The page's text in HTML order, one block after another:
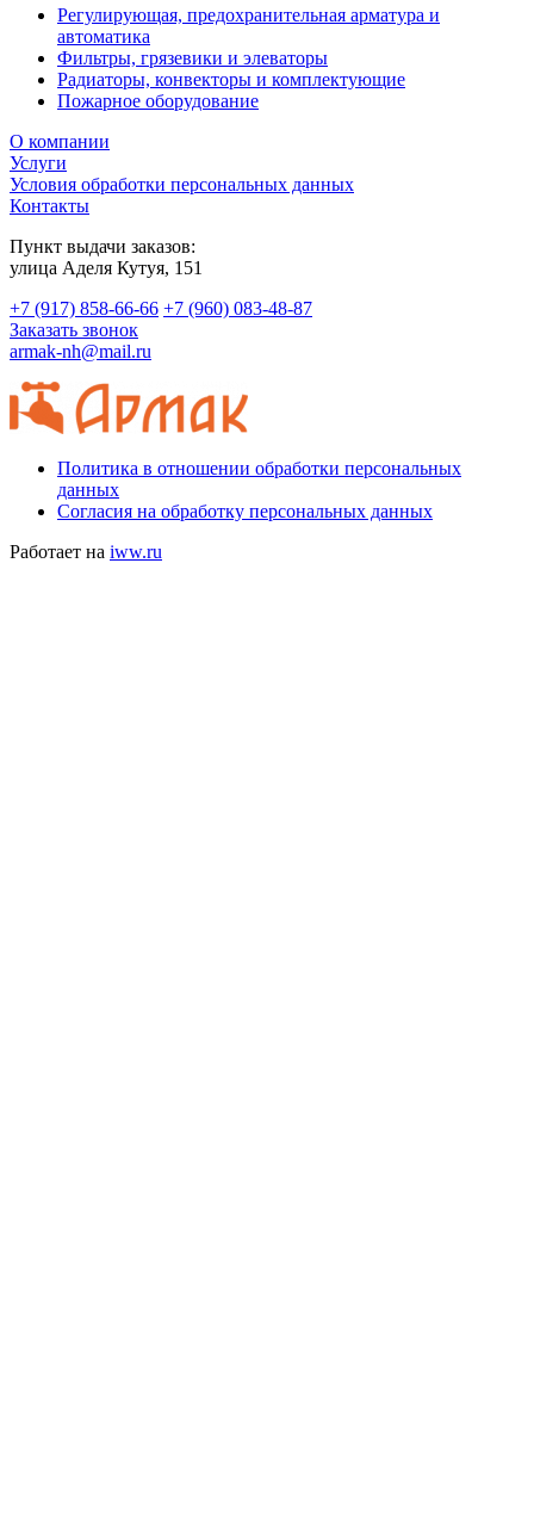
Регулирующая, предохранительная арматура и
автоматика
Фильтры, грязевики и элеваторы
Радиаторы, конвекторы и комплектующие
Пожарное оборудование
О компании
Услуги
Условия обработки персональных данных
Контакты
Пункт выдачи заказов:
​улица Аделя Кутуя, 151
+7 (917) 858-66-66 +7 (960) 083-48-87
Заказать звонок
armak-nh@mail.ru
Политика в отношении обработки персональных
данных
Согласия на обработку персональных данных
Работает на iww.ru